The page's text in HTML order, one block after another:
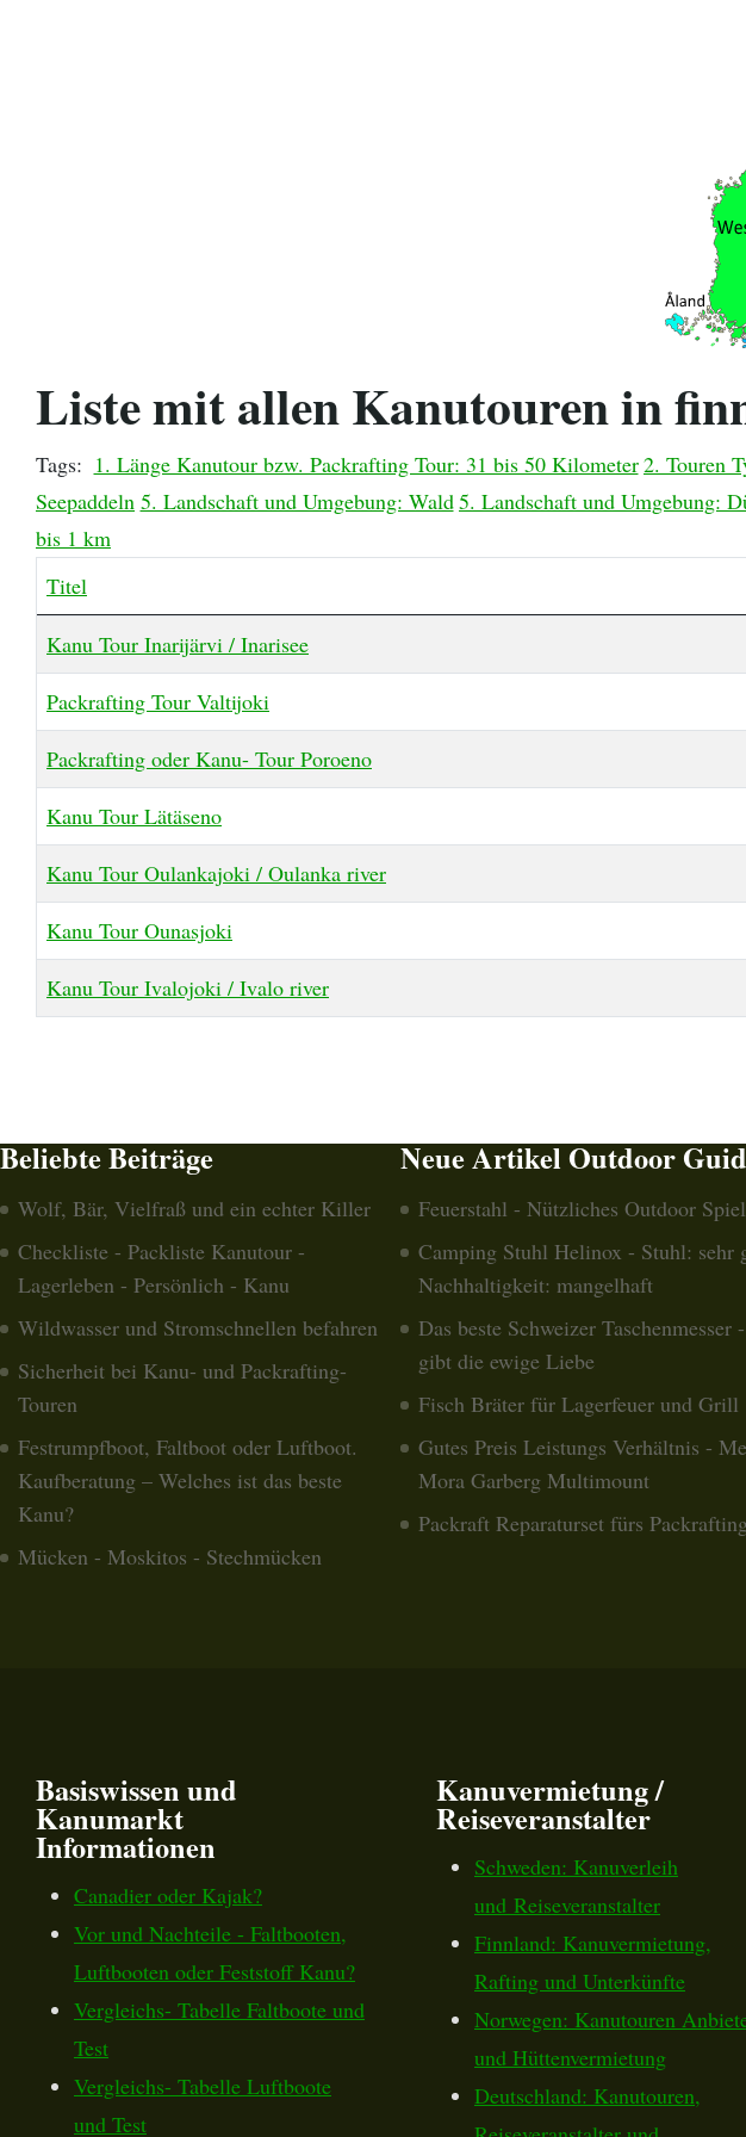
Liste mit allen Kanutouren in
Tags: 1. Länge Kanutour bzw. Packrafting Tour: 31 bis 50 Kilometer2. Touren
Seepaddeln 5. Landschaft und Umgebung: Wald5. Landschaft und Umgebung:
bis 1 km
Beiträge
Titel
Kanu Tour Inarijärvi / Inarisee
Packrafting Tour Valtijoki
Packrafting oder Kanu- Tour Poroeno
Kanu Tour Lätäseno
Kanu Tour Oulankajoki / Oulanka river
Kanu Tour Ounasjoki
Kanu Tour Ivalojoki / Ivalo river
Beliebte Beiträge
Wolf, Bär, Vielfraß und ein echter Killer
Checkliste - Packliste Kanutour -
Lagerleben - Persönlich - Kanu
Wildwasser und Stromschnellen befahren
Sicherheit bei Kanu- und Packrafting-
Touren
Festrumpfboot, Faltboot oder Luftboot.
Kaufberatung – Welches ist das beste
Kanu?
Mücken - Moskitos - Stechmücken
Neue Artikel Outdoor
Feuerstahl - Nützliches Outdoor
Camping Stuhl Helinox - Stuhl: sehr
Nachhaltigkeit: mangelhaft
Das beste Schweizer Taschenmesser
gibt die ewige Liebe
Fisch Bräter für Lagerfeuer und Grill
Gutes Preis Leistungs Verhältnis -
Mora Garberg Multimount
Packraft Reparaturset fürs
Basiswissen und
Kanumarkt
Informationen
Canadier oder Kajak?
Vor und Nachteile - Faltbooten,
Luftbooten oder Feststoff Kanu?
Vergleichs- Tabelle Faltboote und
Test
Vergleichs- Tabelle Luftboote
und Test
Kanuvermietung /
Reiseveranstalter
Schweden: Kanuverleih
und Reiseveranstalter
Finnland: Kanuvermietung,
Rafting und Unterkünfte
Norwegen: Kanutouren
und Hüttenvermietung
Deutschland: Kanutouren,
Provinz Skåne